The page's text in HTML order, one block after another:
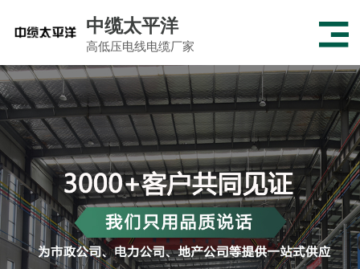
中缆太平洋
高低压电线电缆厂家